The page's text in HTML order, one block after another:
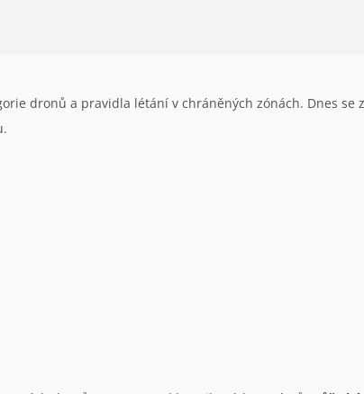
dronů a pravidla létání v chráněných zónách. Dnes